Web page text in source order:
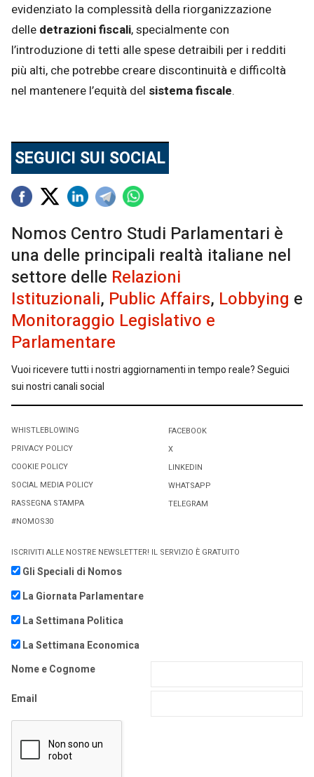
evidenziato la complessità della riorganizzazione
delle detrazionifiscali, specialmente con
l’introduzione di tetti alle spese detraibili per i redditi
più alti, che potrebbe creare discontinuità e difficoltà
nel mantenere l’equità del sistema fiscale.
SEGUICI SUI SOCIAL
Nomos Centro Studi Parlamentari è
una delle principali realtà italiane nel
settore delle Relazioni
Istituzionali, Public Affairs, Lobbying e
Monitoraggio Legislativo e
Parlamentare
Vuoi ricevere tutti i nostri aggiornamenti in tempo reale? Seguici
sui nostri canali social
WHISTLEBLOWING
PRIVACY POLICY
COOKIE POLICY
SOCIAL MEDIA POLICY
RASSEGNA STAMPA
#NOMOS30
FACEBOOK
X
LINKEDIN
WHATSAPP
TELEGRAM
ISCRIVITI ALLE NOSTRE NEWSLETTER! IL SERVIZIO È GRATUITO
Gli Speciali di Nomos
La Giornata Parlamentare
La Settimana Politica
La Settimana Economica
Nome e Cognome
Email